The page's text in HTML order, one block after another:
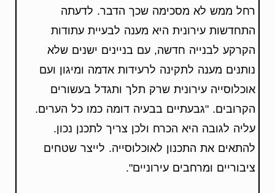
רחל ממש לא מסכימה שכך הדבר. לדעתה
התחדשות עירונית היא מענה לבעיית עתודות
הקרקע לבנייה חדשה, עם בניינים ישנים שלא
נותנים מענה לתקינה לרעידות אדמה ומיגון ועם
אוכלוסייה עירונית שרק תלך ותגדל בעשורים
הקרובים. "גבעתיים בבעיה דומה כמו כל הערים.
עליה לגובה היא הכרח ולכן צריך לתכנן נכון.
להתאים את התכנון לאוכלוסייה. לייצר שטחים
ציבוריים ומרחבים עירוניים".